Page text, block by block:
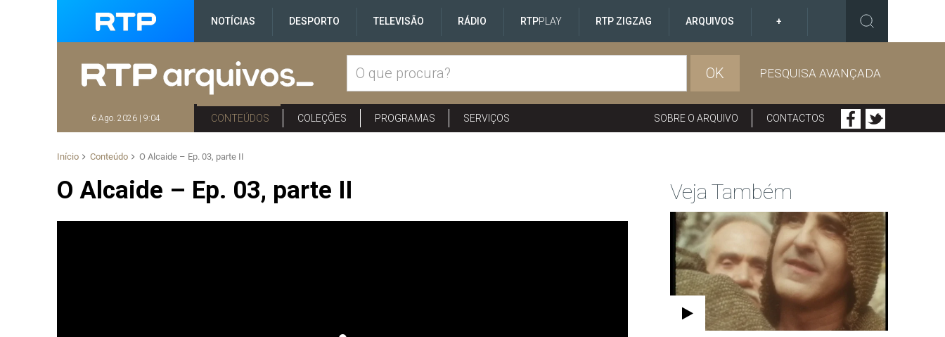
NOTÍCIAS DESPORTO TELEVISÃO RÁDIO RTPPLAY RTP ZIGZAG ARQUIVOS +
OK PESQUISA AVANÇADA
6 Ago. 2026 | 9:04 CONTEÚDOS COLEÇÕES PROGRAMAS SERVIÇOS SOBRE O ARQUIVO CONTACTOS
Início Conteúdo O Alcaide – Ep. 03, parte II
O Alcaide – Ep. 03, parte II Veja Também